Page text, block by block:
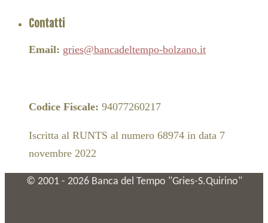
Contatti
Email: gries@bancadeltempo-bolzano.it
Codice Fiscale: 94077260217
Iscritta al RUNTS al numero 68974 in data 7
novembre 2022
© 2001 - 2026Banca del Tempo "Gries-S.Quirino"